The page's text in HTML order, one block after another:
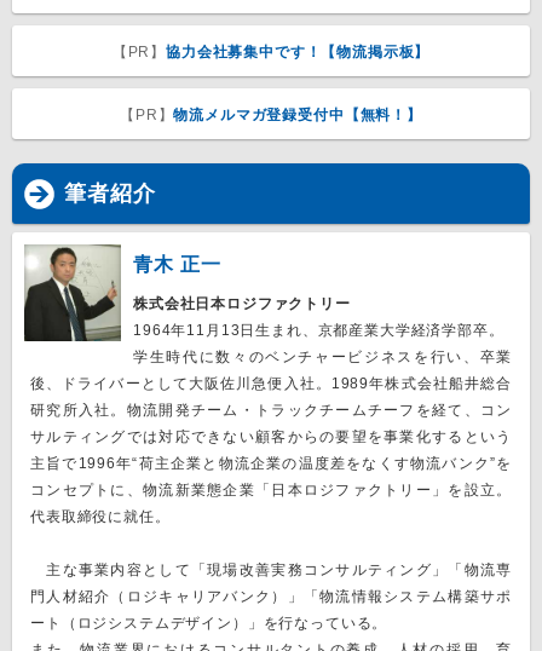
【PR】協力会社募集中です！【物流掲示板】
【PR】物流メルマガ登録受付中【無料！】
筆者紹介
青木 正一
株式会社日本ロジファクトリー
1964年11月13日生まれ、京都産業大学経済学部卒。
学生時代に数々のベンチャービジネスを行い、卒業
後、ドライバーとして大阪佐川急便入社。1989年株式会社船井総合
研究所入社。物流開発チーム・トラックチームチーフを経て、コン
サルティングでは対応できない顧客からの要望を事業化するという
主旨で1996年“荷主企業と物流企業の温度差をなくす物流バンク”を
コンセプトに、物流新業態企業「日本ロジファクトリー」を設立。
代表取締役に就任。
主な事業内容として「現場改善実務コンサルティング」「物流専
門人材紹介（ロジキャリアバンク）」「物流情報システム構築サポ
ート（ロジシステムデザイン）」を行なっている。